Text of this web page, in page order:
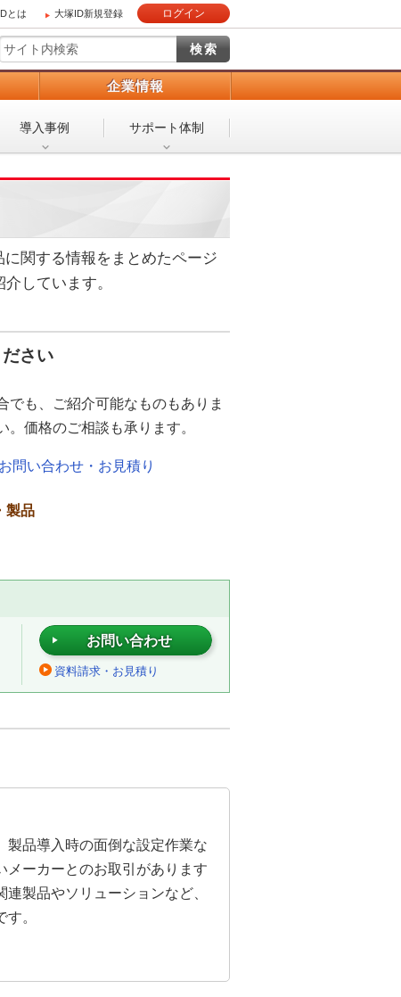
とは 大塚ID新規登録 ログイン
企業情報
導入事例 サポート体制
関する情報をまとめたページ
しています。
さい
でも、ご紹介可能なものもありま
価格のご相談も承ります。
問い合わせ・お見積り
製品
お問い合わせ
資料請求・お見積り
製品導入時の面倒な設定作業な
メーカーとのお取引があります
製品やソリューションなど、
。